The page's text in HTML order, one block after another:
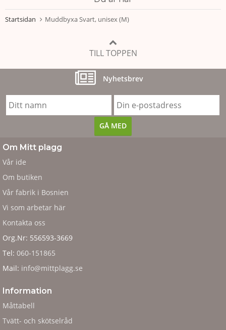
Startsidan Muddbyxa Svart, unisex (M)
TILL TOPPEN
Nyhetsbrev
Om Mitt plagg
Vår ide
Om butiken
Vår fabrik i Bosnien
Vi som arbetar här
Kontakta oss
Org.Nr: 556593-3669
Tel: 060-151865
Mail: info@mittplagg.se
Information
Måttabell
Tvätt- och skötselråd